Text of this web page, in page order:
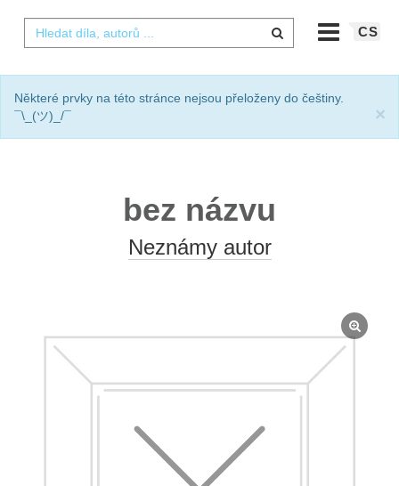
CS
Některé prvky na této stránce nejsou přeloženy do češtiny.
¯\_(ツ)_/¯
×
bez názvu
Neznámy autor